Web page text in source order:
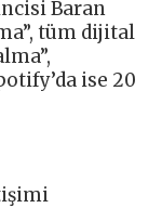
Baran
tüm dijital
ise 20